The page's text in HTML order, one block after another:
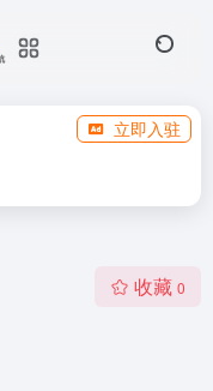
立即入驻
收藏 0